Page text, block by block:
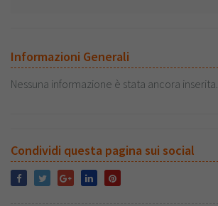
Informazioni Generali
Nessuna informazione è stata ancora inserita.
Condividi questa pagina sui social